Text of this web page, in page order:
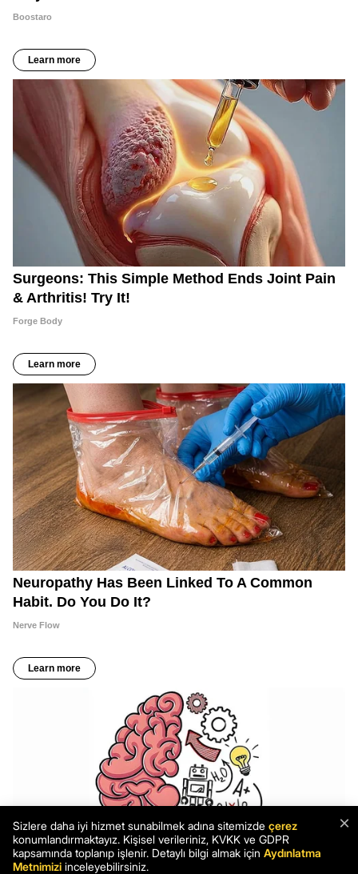
×
Sizlere daha iyi hizmet sunabilmek adına sitemizde çerez
konumlandırmaktayız. Kişisel verileriniz, KVKK ve GDPR
kapsamında toplanıp işlenir. Detaylı bilgi almak için Aydınlatma
Metnimizi inceleyebilirsiniz.